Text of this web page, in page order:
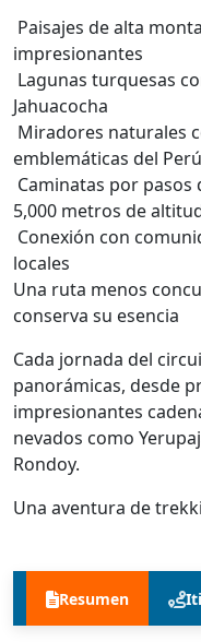
Paisajes de alta
impresionantes
Lagunas turquesas
Jahuacocha
Miradores naturales
emblemáticas del Perú
Caminatas por pasos
5,000 metros de
Conexión con
locales
Una ruta menos
conserva su esencia
Cada jornada del
panorámicas, desde
impresionantes
nevados como
Rondoy.
Una aventura de
Resumen